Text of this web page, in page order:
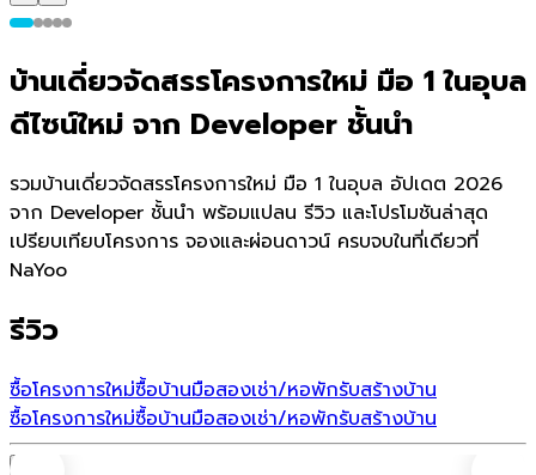
บ้านเดี่ยวจัดสรรโครงการใหม่ มือ 1 ในอุบล
ดีไซน์ใหม่ จาก Developer ชั้นนำ
รวมบ้านเดี่ยวจัดสรรโครงการใหม่ มือ 1 ในอุบล อัปเดต 2026
จาก Developer ชั้นนำ พร้อมแปลน รีวิว และโปรโมชันล่าสุด
เปรียบเทียบโครงการ จองและผ่อนดาวน์ ครบจบในที่เดียวที่
NaYoo
รีวิว
ซื้อโครงการใหม่ซื้อบ้านมือสองเช่า/หอพักรับสร้างบ้าน
ซื้อโครงการใหม่ซื้อบ้านมือสองเช่า/หอพักรับสร้างบ้าน